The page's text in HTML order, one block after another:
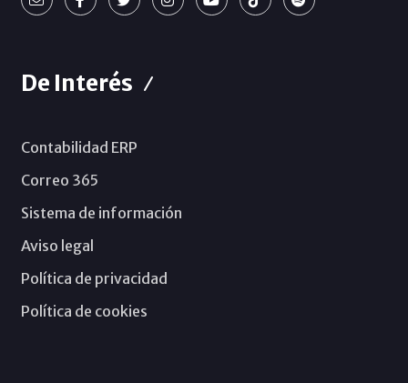
De Interés
Contabilidad ERP
Correo 365
Sistema de información
Aviso legal
Política de privacidad
Política de cookies